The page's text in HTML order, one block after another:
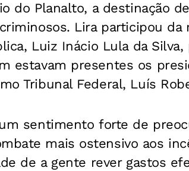
do Planalto, a destinação
Lira participou da
Luiz Inácio Lula da
estavam presentes os
Tribunal Federal, Luís
sentimento forte de
mais ostensivo aos
de a gente rever gastos